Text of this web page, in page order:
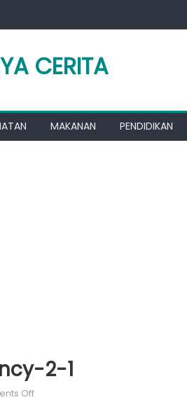
CERITA
MAKANAN PENDIDIKAN
2-1
Offon